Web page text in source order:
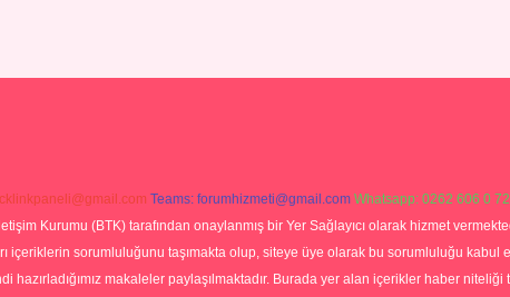
Teams: forumhizmeti@gmail.com Whatsapp: 0262 606 0
Kurumu (BTK) tarafından onaylanmış bir Yer Sağlayıcı olarak hizmet
içeriklerin sorumluluğunu taşımakta olup, siteye üye olarak bu sorumluluğu kabul
hazırladığımız makaleler paylaşılmaktadır. Burada yer alan içerikler haber